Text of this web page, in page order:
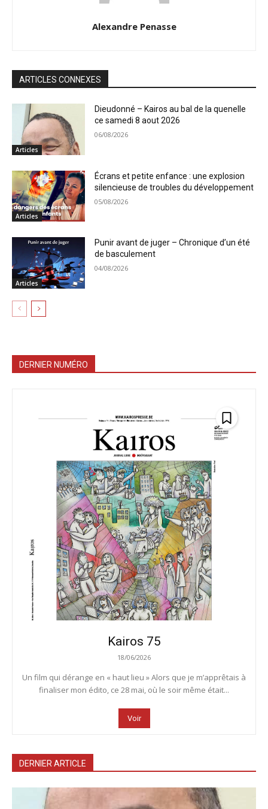
Alexandre Penasse
ARTICLES CONNEXES
Articles
Dieudonné – Kairos au bal de la quenelle
ce samedi 8 aout 2026
06/08/2026
Articles
Écrans et petite enfance : une explosion
silencieuse de troubles du développement
05/08/2026
Articles
Punir avant de juger – Chronique d’un été
de basculement
04/08/2026
DERNIER NUMÉRO
Kairos 75
18/06/2026
Un film qui dérange en « haut lieu » Alors que je m’apprêtais à
finaliser mon édito, ce 28 mai, où le soir même était...
Voir
DERNIER ARTICLE